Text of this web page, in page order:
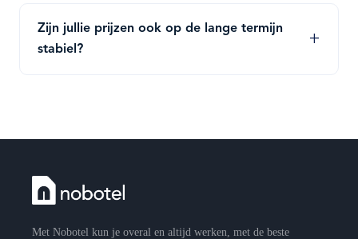
Zijn jullie prijzen ook op de lange termijn
stabiel?
Met Nobotel kun je overal en altijd werken, met de beste